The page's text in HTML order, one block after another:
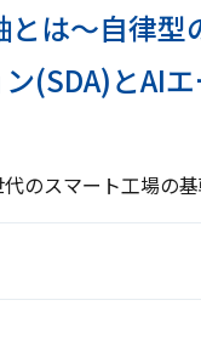
は～自律
(SDA)とAI
のスマート工場の